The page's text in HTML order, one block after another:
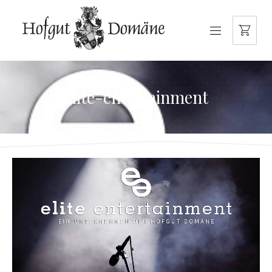
NAVIGATION
elite-entertainment